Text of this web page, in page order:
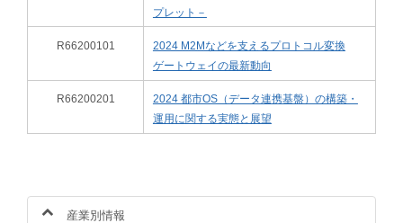
プレット－
R66200101
2024 M2Mなどを支えるプロトコル変換
ゲートウェイの最新動向
R66200201
2024 都市OS（データ連携基盤）の構築・
運用に関する実態と展望
産業別情報